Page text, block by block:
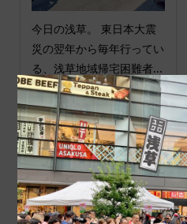
今日の浅草。 東日本大震
災の翌年から毎年行ってい
る、浅草地域帰宅困難者...
商品カテゴリ
商品ジャンル
ポチ袋